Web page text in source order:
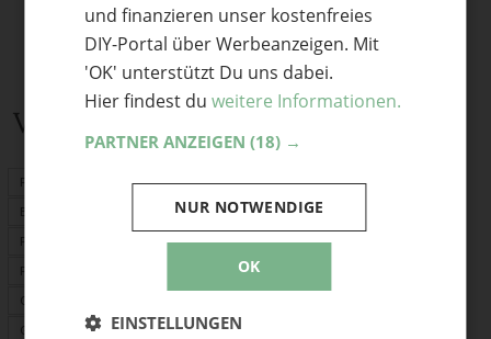
Verwandte Themen
Frühlingsdeko
Basteln Frühling
Frühlingsblumen
Frühlingskranz
Osterdeko
Garten
und finanzieren unser kostenfreies
DIY-Portal über Werbeanzeigen. Mit
'OK' unterstützt Du uns dabei.
Hier findest du weitere Informationen.
PARTNER ANZEIGEN (18) →
OK
NUR NOTWENDIGE
EINSTELLUNGEN